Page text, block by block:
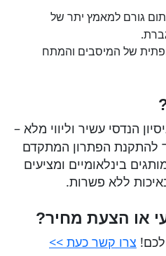
גורם למאמץ יתר של
של המיסבים והמתח
הנדסי עשיר וליווי מלא –
להתקנת הפתרון המתקדם
בינלאומיים ומציעים
ללא פשרות.
או הצעת מחיר?
צרו קשר כעת >>